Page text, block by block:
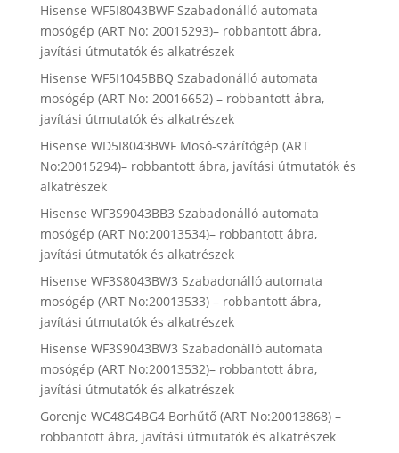
Hisense WF5I8043BWF Szabadonálló automata
mosógép (ART No: 20015293)– robbantott ábra,
javítási útmutatók és alkatrészek
Hisense WF5I1045BBQ Szabadonálló automata
mosógép (ART No: 20016652) – robbantott ábra,
javítási útmutatók és alkatrészek
Hisense WD5I8043BWF Mosó-szárítógép (ART
No:20015294)– robbantott ábra, javítási útmutatók és
alkatrészek
Hisense WF3S9043BB3 Szabadonálló automata
mosógép (ART No:20013534)– robbantott ábra,
javítási útmutatók és alkatrészek
Hisense WF3S8043BW3 Szabadonálló automata
mosógép (ART No:20013533) – robbantott ábra,
javítási útmutatók és alkatrészek
Hisense WF3S9043BW3 Szabadonálló automata
mosógép (ART No:20013532)– robbantott ábra,
javítási útmutatók és alkatrészek
Gorenje WC48G4BG4 Borhűtő (ART No:20013868) –
robbantott ábra, javítási útmutatók és alkatrészek